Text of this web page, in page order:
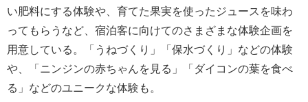
い肥料にする体験や、育てた果実を使ったジュースを味わ
ってもらうなど、宿泊客に向けてのさまざまな体験企画を
用意している。「うねづくり」「保水づくり」などの体験
や、「ニンジンの赤ちゃんを見る」「ダイコンの葉を食べ
る」などのユニークな体験も。